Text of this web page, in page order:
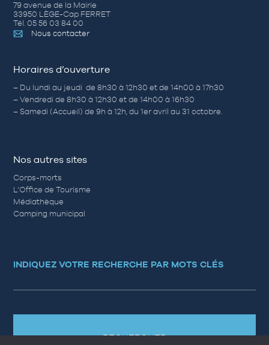
79 avenue de la Mairie
33950 LÈGE-Cap FERRET
Tél. 05 56 03 84 00
Nous contacter
Horaires d’ouverture
– Du lundi au jeudi de 8h30 à 12h30 et de 14h00 à 17h30
– Vendredi de 8h30 à 12h30 et de 14h00 à 16h30
– Samedi (Accueil) de 9h à 12h, du 1er avril au 31 octobre.
Nos autres sites
Corps-morts
L’Office de Tourisme
Médiathèque
Camping municipal
INDIQUEZ VOTRE RECHERCHE PAR MOTS CLÉS
RECHERCHER